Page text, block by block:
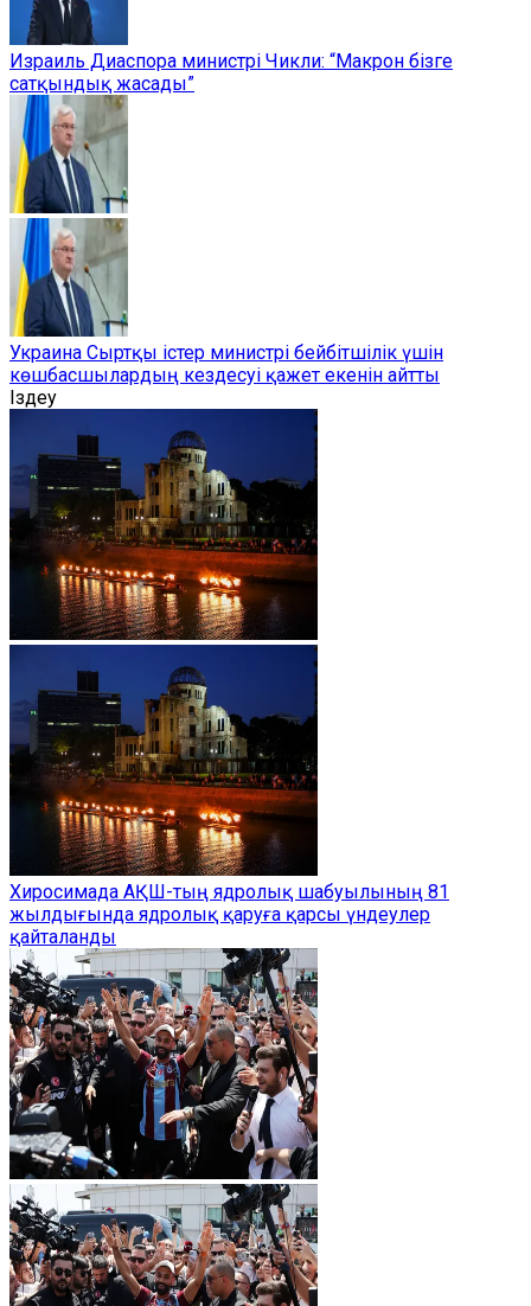
Израиль Диаспора министрі Чикли: “Макрон бізге
сатқындық жасады”
Украина Сыртқы істер министрі бейбітшілік үшін
көшбасшылардың кездесуі қажет екенін айтты
Іздеу
Хиросимада АҚШ-тың ядролық шабуылының 81
жылдығында ядролық қаруға қарсы үндеулер
қайталанды